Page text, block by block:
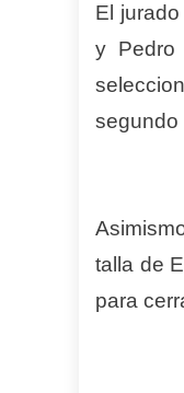
El
y Pedro
segundo
talla de
para